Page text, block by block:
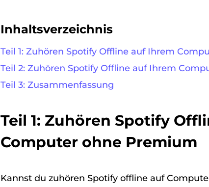
Inhaltsverzeichnis
Teil 1: Zuhören Spotify Offline auf Ihrem
Teil 2: Zuhören Spotify Offline auf Ihrem
Teil 3: Zusammenfassung
Teil 1: Zuhören Spotify
Computer ohne Premium
Kannst du zuhören Spotify offline auf